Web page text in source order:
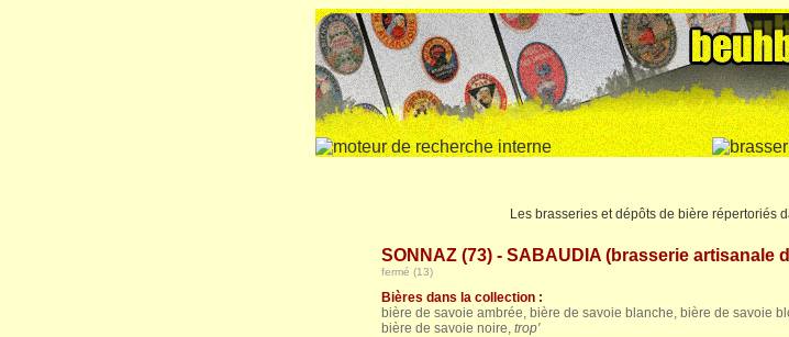
Les brasseries et dépôts de bière répertoriés
SONNAZ (73) - SABAUDIA (brasserie artisanale
fermé (13)
Bières dans la collection :
bière de savoie ambrée, bière de savoie blanche, bière de savoie
bière de savoie noire, trop'